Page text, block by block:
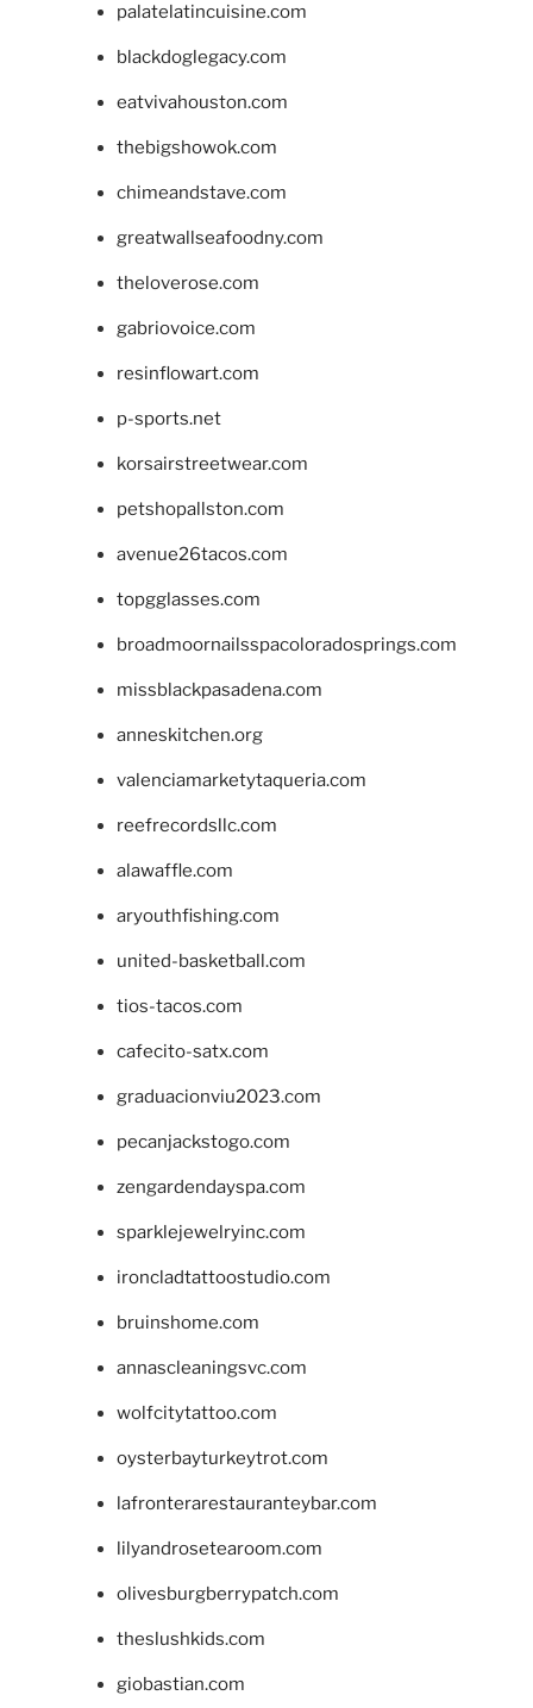
palatelatincuisine.com
blackdoglegacy.com
eatvivahouston.com
thebigshowok.com
chimeandstave.com
greatwallseafoodny.com
theloverose.com
gabriovoice.com
resinflowart.com
p-sports.net
korsairstreetwear.com
petshopallston.com
avenue26tacos.com
topgglasses.com
broadmoornailsspacoloradosprings.com
missblackpasadena.com
anneskitchen.org
valenciamarketytaqueria.com
reefrecordsllc.com
alawaffle.com
aryouthfishing.com
united-basketball.com
tios-tacos.com
cafecito-satx.com
graduacionviu2023.com
pecanjackstogo.com
zengardendayspa.com
sparklejewelryinc.com
ironcladtattoostudio.com
bruinshome.com
annascleaningsvc.com
wolfcitytattoo.com
oysterbayturkeytrot.com
lafronterarestauranteybar.com
lilyandrosetearoom.com
olivesburgberrypatch.com
theslushkids.com
giobastian.com